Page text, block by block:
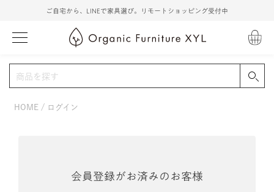
ご自宅から、LINEで家具選び。リモートショッピング受付中
HOME ログイン
会員登録がお済みのお客様